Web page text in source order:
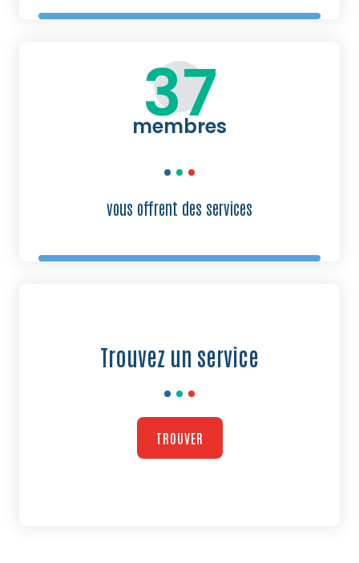
37
membres
vous offrent des services
Trouvez un service
TROUVER